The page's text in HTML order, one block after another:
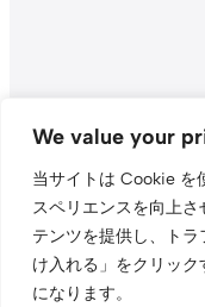
We value your
当サイトは Cookie を
スペリエンスを向上
テンツを提供し、トラ
け入れる」をクリッ
になります。